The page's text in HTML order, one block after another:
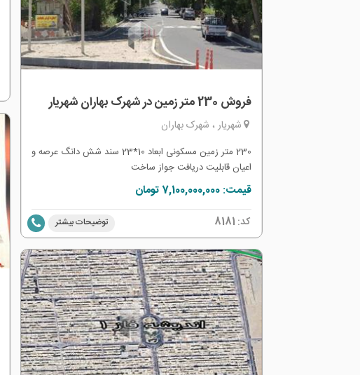
فروش 230 متر زمین در شهرک بهاران شهریار
شهریار ، شهرک بهاران
230 متر زمین مسکونی ابعاد 10*23 سند شش دانگ عرصه و
اعیان قابلیت دریافت جواز ساخت
قیمت: 7,100,000,000 تومان
کد: 8181 توضیحات بیشتر